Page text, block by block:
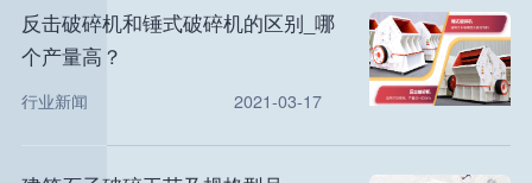
反击破碎机和锤式破碎机的区别_哪
个产量高？
行业新闻 2021-03-17